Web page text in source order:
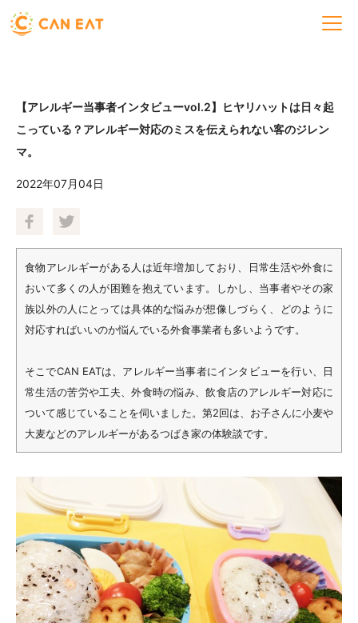
【アレルギー当事者インタビューvol.2】ヒヤリハットは日々起
こっている？アレルギー対応のミスを伝えられない客のジレン
マ。
2022年07月04日
食物アレルギーがある人は近年増加しており、日常生活や外食に
おいて多くの人が困難を抱えています。しかし、当事者やその家
族以外の人にとっては具体的な悩みが想像しづらく、どのように
対応すればいいのか悩んでいる外食事業者も多いようです。
そこでCAN EATは、アレルギー当事者にインタビューを行い、日
常生活の苦労や工夫、外食時の悩み、飲食店のアレルギー対応に
ついて感じていることを伺いました。第2回は、お子さんに小麦や
大麦などのアレルギーがあるつばき家の体験談です。